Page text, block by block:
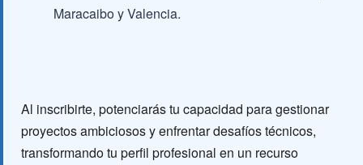
Maracaibo y Valencia.
Al inscribirte, potenciarás tu capacidad para gestionar
proyectos ambiciosos y enfrentar desafíos técnicos,
transformando tu perfil profesional en un recurso